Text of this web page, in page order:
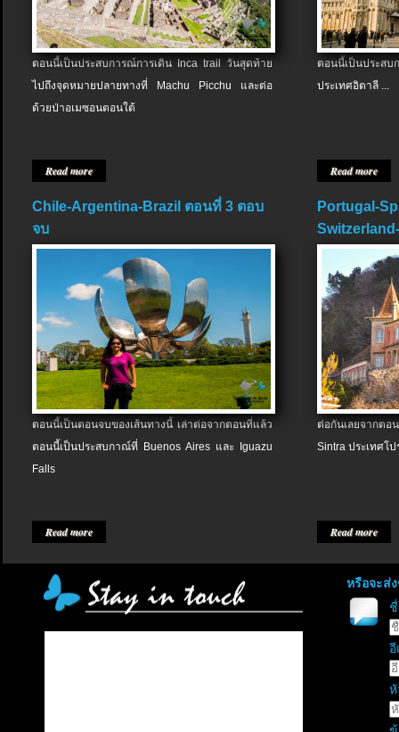
ตอนนี้เป็นประสบการณ์การเดิน Inca trail วันสุดท้าย
ไปถึงจุดหมายปลายทางที่ Machu Picchu และต่อ
ด้วยป่าอเมซอนตอนใต้
Read more
ตอนนี้เป็นประส
ประเทศอิตาลี ...
Read more
Chile-Argentina-Brazil ตอนที่ 3 ตอบ
จบ
ตอนนี้เป็นตอนจบของเส้นทางนี้ เล่าต่อจากตอนที่แล้ว
ตอนนี้เป็นประสบกาณ์ที่ Buenos Aires และ Iguazu
Falls
Read more
Portugal-
ต่อกันเลยจากต
Sintra ประเทศโป
Read more
หรือจะส่
อี
หั